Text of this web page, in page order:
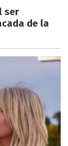
ser
de la